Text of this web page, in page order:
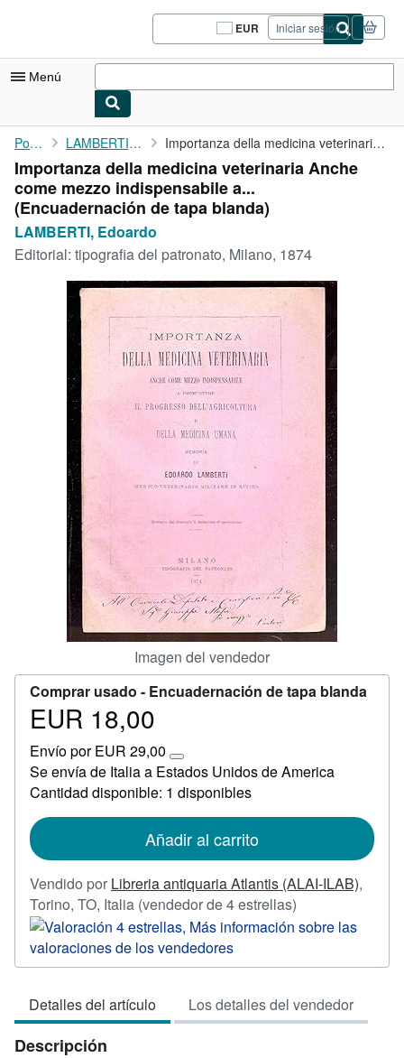
Pasar al contenido principal
EUR
Preferencias
de
del
Iniciar sesión
Menú
Mi cuenta
Consultar mis pedidos
Cerrar sesión
Búsqueda avanzada
Colecciones
Libros antiguos
Arte y coleccionismo
Comenzar a vender
CERRAR
Portada LAMBERTI, Edoardo Importanza della medicina veterinaria Anche come mezzo ...
Importanza della medicina veterinaria Anche
come mezzo indispensabile a...
(Encuadernación de tapa blanda)
LAMBERTI, Edoardo
Editorial: tipografia del patronato, Milano, 1874
Imagen del vendedor
Comprar usado - Encuadernación de tapa blanda
Precio
18,00
EUR 18,00
Envío por EUR 29,00
Más
información
sobre
tarifas
envío
Se envía de Italia a Estados Unidos de America
Cantidad disponible: 1 disponibles
Añadir al carrito
Vendido por Libreria antiquaria Atlantis (ALAI-ILAB),
Torino, TO, Italia (vendedor de 4 estrellas)
del
4
5
estrellas
Detalles del artículo Los detalles del vendedor
Descripción